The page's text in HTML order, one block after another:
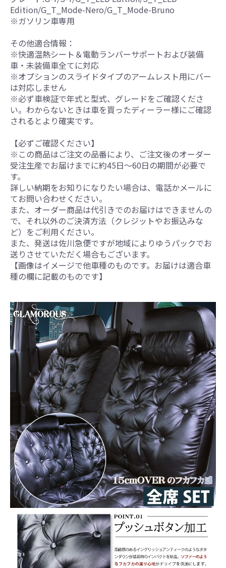
Edition/G_T_Mode-Nero/G_T_Mode-Bruno
※ガソリン車専用
その他適合情報：
※快適温熱シート＆電動ランバーサポートおよび装備
車・未装備車全てに対応
※オプションのスライドタイプのアームレスト用にバー
は対応しません
※必ず車検証で年式と型式、グレードをご確認くださ
い。わからないときは車を買ったディーラー様にご確認
されるとより確実です。
【必ずご確認ください】
※この商品はご注文の品番により、ご注文後のオーダー
受注生産でお届けまでに約45日～60日の期間が必要で
す。
詳しい納期をお知りになりたい場合は、電話かメールに
てお問い合わせください。
また、オーダー商品は代引きでのお届けはできませんの
で、それ以外のご決済方法（クレジットやお振込みな
ど）をご利用ください。
また、発送は佐川急便ですが地域によりゆうパックでお
送りさせていただく場合もございます。
【画像はイメージで他車種のものです。お届けは適合車
種の欄に記載のものです】